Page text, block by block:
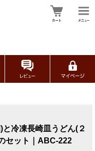
冷凍長崎皿うどん(２
セット｜ABC-222